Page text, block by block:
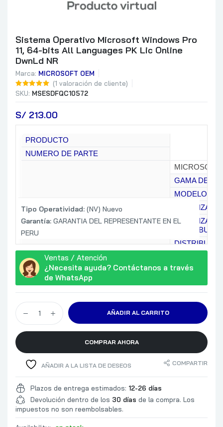
Sistema Operativo Microsoft Windows Pro
11, 64-bits All Languages PK Lic Online
DwnLd NR
Marca: MICROSOFT OEM
(1 valoración de cliente)
SKU: MSESDFQC10572
S/ 213.00
PRODUCTO
NUMERO DE PARTE
CARACTERISTICAS GENERALES
MICROSOFT
GAMA DE
MODELO
SOFTWARE
LICENCIA
Tipo Operatividad: (NV) Nuevo
Garantía: GARANTIA DEL REPRESENTANTE EN EL
PERU
Ventas / Atención
¿Necesita ayuda? Contáctanos a través
de WhatsApp
AÑADIR AL CARRITO
COMPRAR AHORA
AÑADIR A LA LISTA DE DESEOS COMPARTIR
Plazos de entrega estimados: 12-26 días
Devolución dentro de los 30 días de la compra. Los
impuestos no son reembolsables.